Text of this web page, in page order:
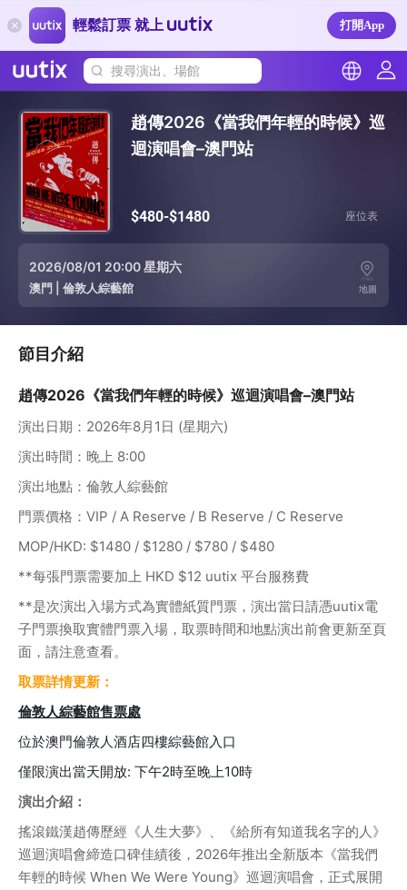
輕鬆訂票 就上 打開App
搜尋演出、場館
趙傳2026《當我們年輕的時候》巡
迴演唱會–澳門站
$480-$1480 座位表
2026/08/01 20:00 星期六
澳門 倫敦人綜藝館 地圖
節目介紹
趙傳2026《當我們年輕的時候》巡迴演唱會–澳門站
演出日期：2026年8月1日 (星期六)
演出時間：晚上 8:00
演出地點：倫敦人綜藝館
門票價格：VIP / A Reserve / B Reserve / C Reserve
MOP/HKD: $1480 / $1280 / $780 / $480
**每張門票需要加上 HKD $12 uutix 平台服務費
**是次演出入場方式為實體紙質門票，演出當日請憑uutix電
子門票換取實體門票入場，取票時間和地點演出前會更新至頁
面，請注意查看。
取票詳情更新：
倫敦人綜藝館售票處
位於澳門倫敦人酒店四樓綜藝館入口
僅限演出當天開放: 下午2時至晚上10時
演出介紹：
搖滾鐵漢趙傳歷經《人生大夢》、《給所有知道我名字的人》
巡迴演唱會締造口碑佳績後，2026年推出全新版本《當我們
年輕的時候 When We Were Young》巡迴演唱會，正式展開